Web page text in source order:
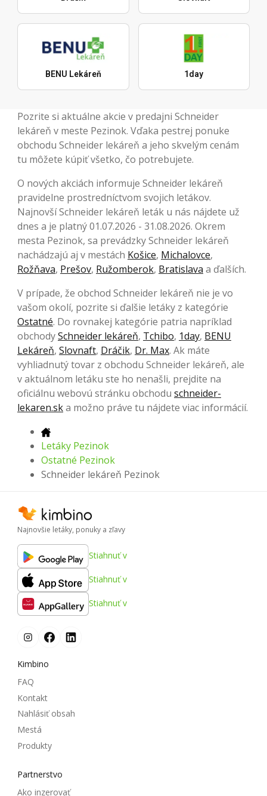
BENU Lekáreň 1day
Pozrite si aktuálne akcie v predajni Schneider
lekáreň v meste Pezinok. Vďaka pestrej ponuke
obchodu Schneider lekáreň a jeho skvelým cenám
tu môžete kúpiť všetko, čo potrebujete.
O nových akciách informuje Schneider lekáreň
pravidelne prostredníctvom svojich letákov.
Najnovší Schneider lekáreň leták u nás nájdete už
dnes a je platný 01.07.2026 - 31.08.2026. Okrem
mesta Pezinok, sa prevádzky Schneider lekáreň
nachádzajú aj v mestách Košice, Michalovce,
Rožňava, Prešov, Ružomberok, Bratislava a ďalších.
V prípade, že obchod Schneider lekáreň nie je vo
vašom okolí, pozrite si ďalšie letáky z kategórie
Ostatné. Do rovnakej kategórie patria napríklad
obchodySchneider lekáreň, Tchibo, 1day, BENU
Lekáreň, Slovnaft, Dráčik, Dr. Max. Ak máte
vyhliadnutý tovar z obchodu Schneider lekáreň, ale
v aktuálnom letáku ste ho nenašli, prejdite na
oficiálnu webovú stránku obchodu schneider-
lekaren.ska možno práve tu nájdete viac informácií.
Letáky Pezinok
Ostatné Pezinok
Schneider lekáreň Pezinok
Najnovšie letáky, ponuky a zľavy
Stiahnuť v
Stiahnuť v
Stiahnuť v
Kimbino
FAQ
Kontakt
Nahlásiť obsah
Mestá
Produkty
Partnerstvo
Ako inzerovať